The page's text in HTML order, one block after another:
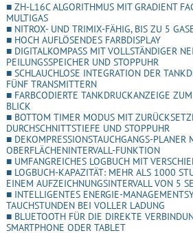
■ ZH-L16C ALGORITHMUS MIT GRADIENT
MULTIGAS
■ NITROX- UND TRIMIX-FÄHIG, BIS ZU 5
■ HOCH AUFLÖSENDES FARBDISPLAY
■ DIGITALKOMPASS MIT VOLLSTÄNDIGER
PEILUNGSSPEICHER UND STOPPUHR
■ SCHLAUCHLOSE INTEGRATION DER
FÜNF TRANSMITTERN
■ FARBCODIERTE TANKDRUCKANZEIGE
BLICK
■ BOTTOM TIMER MODUS MIT
DURCHSCHNITTSTIEFE UND STOPPUHR
■ DEKOMPRESSIONSTAUCHGANGS-PLANER
OBERFLÄCHENINTERVALL-FUNKTION
■ UMFANGREICHES LOGBUCH MIT
■ LOGBUCH-KAPAZITÄT: MEHR ALS 1000
EINEM AUFZEICHNUNGSINTERVALL VON 5
■ INTELLIGENTES ENERGIE-
TAUCHSTUNDEN BEI VOLLER LADUNG
■ BLUETOOTH FÜR DIE DIREKTE
SMARTPHONE ODER TABLET